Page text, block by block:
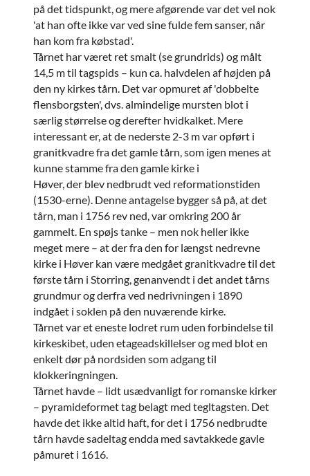
på det tidspunkt, og mere afgørende var det vel nok
'at han ofte ikke var ved sine fulde fem sanser, når
han kom fra købstad'.
Tårnet har været ret smalt (se grundrids) og målt
14,5 m til tagspids – kun ca. halvdelen af højden på
den ny kirkes tårn. Det var opmuret af 'dobbelte
flensborgsten', dvs. almindelige mursten blot i
særlig størrelse og derefter hvidkalket. Mere
interessant er, at de nederste 2-3 m var opført i
granitkvadre fra det gamle tårn, som igen menes at
kunne stamme fra den gamle kirke i
Høver, der blev nedbrudt ved reformationstiden
(1530-erne). Denne antagelse bygger så på, at det
tårn, man i 1756 rev ned, var omkring 200 år
gammelt. En spøjs tanke – men nok heller ikke
meget mere – at der fra den for længst nedrevne
kirke i Høver kan være medgået granitkvadre til det
første tårn i Storring, genanvendt i det andet tårns
grundmur og derfra ved nedrivningen i 1890
indgået i soklen på den nuværende kirke.
Tårnet var et eneste lodret rum uden forbindelse til
kirkeskibet, uden etageadskillelser og med blot en
enkelt dør på nordsiden som adgang til
klokkeringningen.
Tårnet havde – lidt usædvanligt for romanske kirker
– pyramideformet tag belagt med tegltagsten. Det
havde det ikke altid haft, for det i 1756 nedbrudte
tårn havde sadeltag endda med savtakkede gavle
påmuret i 1616.